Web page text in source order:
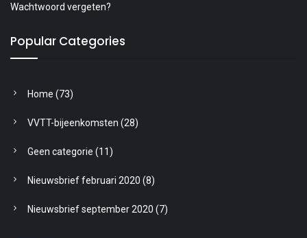
Wachtwoord vergeten?
Popular Categories
Home (73)
VVTT-bijeenkomsten (28)
Geen categorie (11)
Nieuwsbrief februari 2020 (8)
Nieuwsbrief september 2020 (7)